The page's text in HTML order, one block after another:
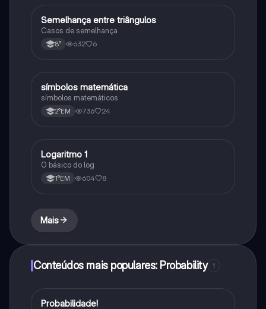
Matematica
Semelhança entre triângulos
Casos de semelhança
8° 632 6
Matematica
símbolos matemática
símbolos matemáticos
2°EM 736 24
Matematica
Logaritmo 1
O básico do log
1°EM 604 8
Mais
Conteúdos mais populares: Probability 1
Matematica
Probabilidade!